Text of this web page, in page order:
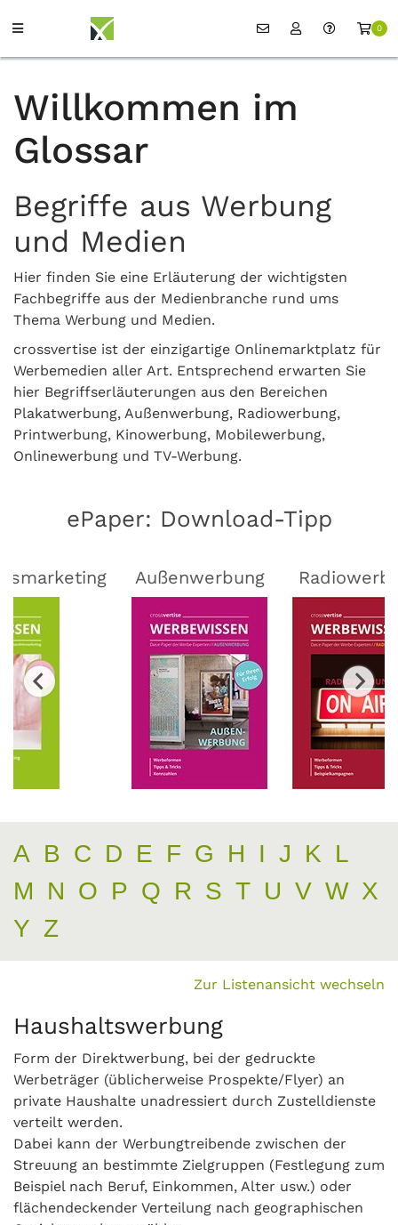
0
Willkommen im
Glossar
Begriffe aus Werbung
und Medien
Hier finden Sie eine Erläuterung der wichtigsten
Fachbegriffe aus der Medienbranche rund ums
Thema Werbung und Medien.
crossvertise ist der einzigartige Onlinemarktplatz für
Werbemedien aller Art. Entsprechend erwarten Sie
hier Begriffserläuterungen aus den Bereichen
Plakatwerbung, Außenwerbung, Radiowerbung,
Printwerbung, Kinowerbung, Mobilewerbung,
Onlinewerbung und TV-Werbung.
ePaper: Download-Tipp
Außenwerbung
A B C D E F G H I J K L
M
N O P Q R S T U V W X
Y Z
Zur Listenansicht wechseln
Haushaltswerbung
Form der Direktwerbung, bei der gedruckte
Werbeträger (üblicherweise Prospekte/Flyer) an
private Haushalte unadressiert durch Zustelldienste
verteilt werden.
Dabei kann der Werbungtreibende zwischen der
Streuung an bestimmte Zielgruppen (Festlegung zum
Beispiel nach Beruf, Einkommen, Alter usw.) oder
flächendeckender Verteilung nach geographischen